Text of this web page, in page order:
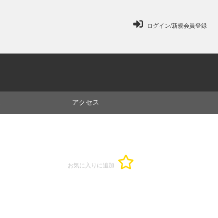
ログイン/新規会員登録
アクセス
お気に入りに追加